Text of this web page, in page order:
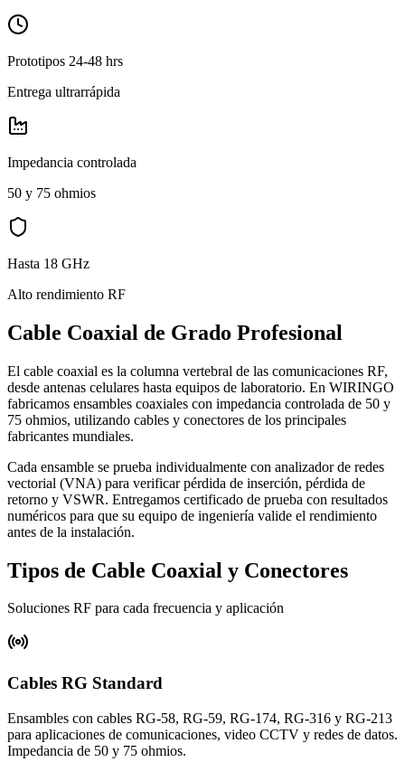
Prototipos 24-48 hrs
Entrega ultrarrápida
Impedancia controlada
50 y 75 ohmios
Hasta 18 GHz
Alto rendimiento RF
Cable Coaxial de Grado Profesional
El cable coaxial es la columna vertebral de las comunicaciones RF,
desde antenas celulares hasta equipos de laboratorio. En WIRINGO
fabricamos ensambles coaxiales con impedancia controlada de 50 y
75 ohmios, utilizando cables y conectores de los principales
fabricantes mundiales.
Cada ensamble se prueba individualmente con analizador de redes
vectorial (VNA) para verificar pérdida de inserción, pérdida de
retorno y VSWR. Entregamos certificado de prueba con resultados
numéricos para que su equipo de ingeniería valide el rendimiento
antes de la instalación.
Tipos de Cable Coaxial y Conectores
Soluciones RF para cada frecuencia y aplicación
Cables RG Standard
Ensambles con cables RG-58, RG-59, RG-174, RG-316 y RG-213
para aplicaciones de comunicaciones, video CCTV y redes de datos.
Impedancia de 50 y 75 ohmios.